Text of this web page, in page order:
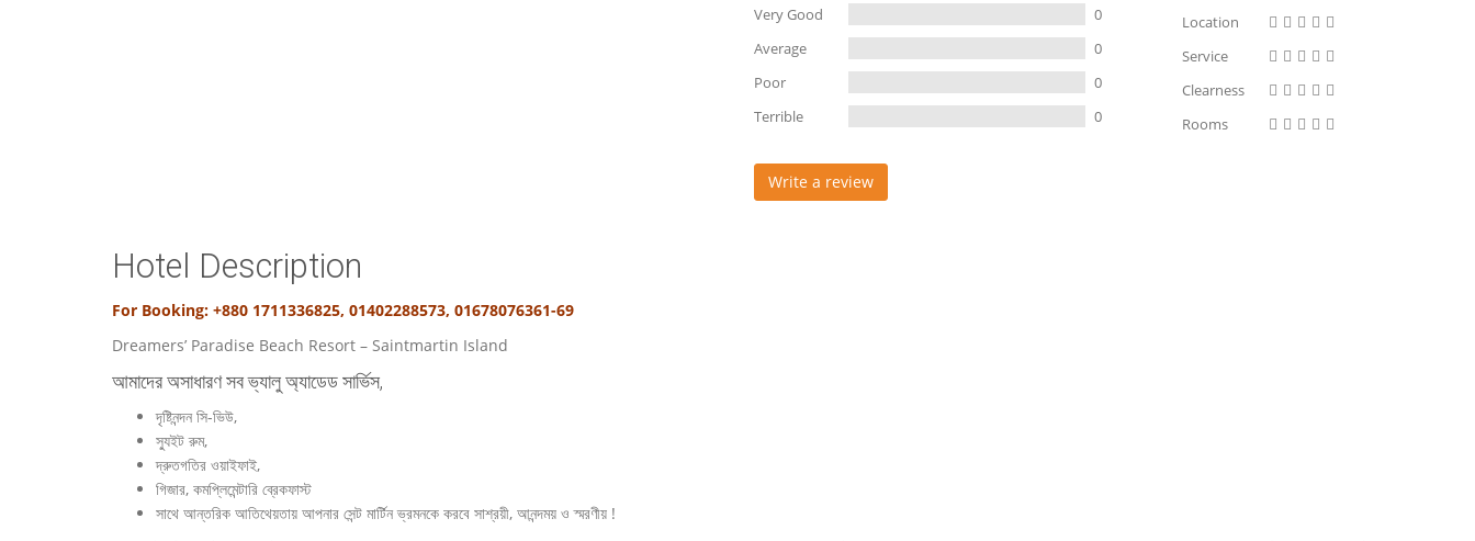
Very Good
0
Average
0
Poor
0
Terrible
0
Write a review
Location
Service
Clearness
Rooms
Hotel Description
For Booking: +880 1711336825, 01402288573, 01678076361-69
Dreamers’ Paradise Beach Resort – Saintmartin Island
আমাদের অসাধারণ সব ভ্যালু অ্যাডেড সার্ভিস,
দৃষ্টিনন্দন সি-ভিউ,
স্যুইট রুম,
দ্রুতগতির ওয়াইফাই,
গিজার, কমপ্লিমেন্টারি ব্রেকফাস্ট
সাথে আন্তরিক আতিথেয়তায় আপনার সেন্ট মার্টিন ভ্রমনকে করবে সাশ্রয়ী, আনন্দময় ও স্মরণীয় !